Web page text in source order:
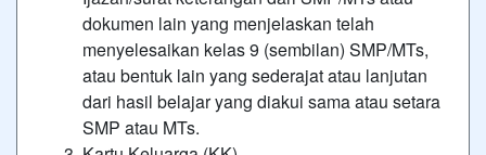
dokumen lain yang menjelaskan telah
menyelesaikan kelas 9 (sembilan) SMP/MTs,
atau bentuk lain yang sederajat atau lanjutan
dari hasil belajar yang diakui sama atau setara
SMP atau MTs.